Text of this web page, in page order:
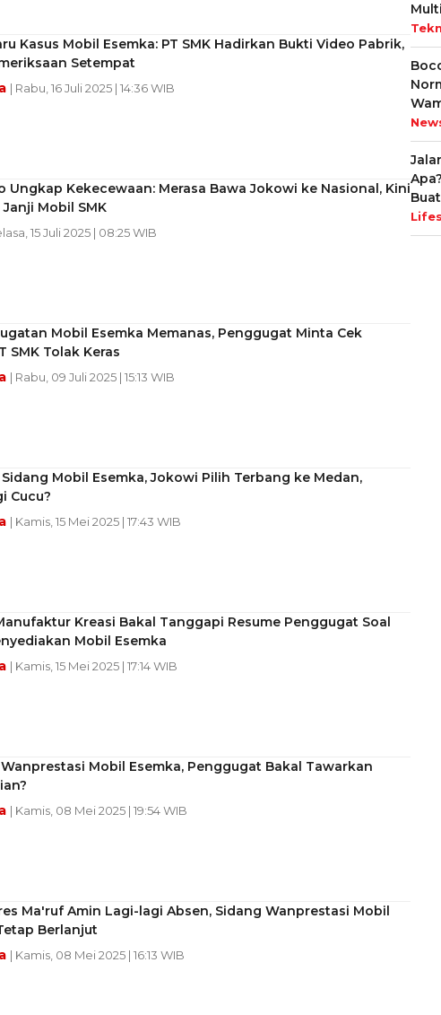
Kasus Mobil Esemka: PT SMK Hadirkan Bukti Video Pabrik,
Setempat
| Rabu, 16 Juli 2025 | 14:36 WIB
Ungkap Kekecewaan: Merasa Bawa Jokowi ke Nasional, Kini
Mobil SMK
15 Juli 2025 | 08:25 WIB
Mobil Esemka Memanas, Penggugat Minta Cek
SMK Tolak Keras
| Rabu, 09 Juli 2025 | 15:13 WIB
Mobil Esemka, Jokowi Pilih Terbang ke Medan,
Cucu?
| Kamis, 15 Mei 2025 | 17:43 WIB
Kreasi Bakal Tanggapi Resume Penggugat Soal
Mobil Esemka
| Kamis, 15 Mei 2025 | 17:14 WIB
Mobil Esemka, Penggugat Bakal Tawarkan
| Kamis, 08 Mei 2025 | 19:54 WIB
Ma'ruf Amin Lagi-lagi Absen, Sidang Wanprestasi Mobil
Berlanjut
| Kamis, 08 Mei 2025 | 16:13 WIB